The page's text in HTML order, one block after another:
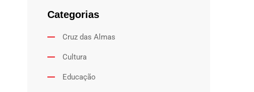
Categorias
Cruz das Almas
Cultura
Educação